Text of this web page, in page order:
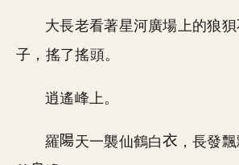
大長老看著星河廣場上的狼
子，搖了搖頭。
逍遙峰上。
羅 天一襲仙鶴白
，長發